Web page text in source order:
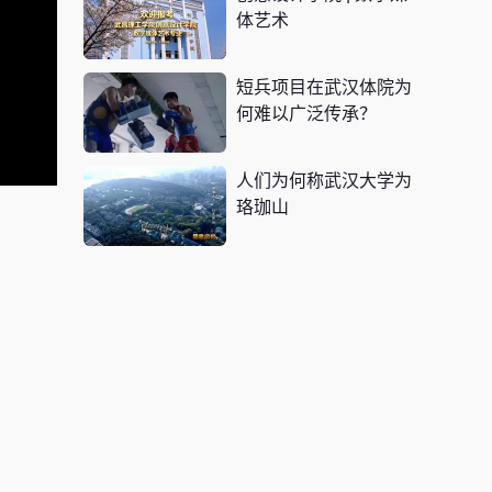
体艺术
短兵项目在武汉体院为
何难以广泛传承？
人们为何称武汉大学为
珞珈山